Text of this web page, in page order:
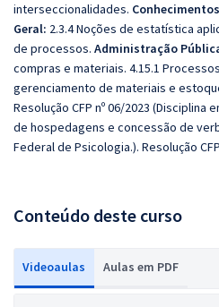
interseccionalidades.
Geral: 2.3.4 Noções de estatística
de processos. Administração
compras e materiais. 4.15.1
gerenciamento de materiais e
Resolução CFP nº 06/2023
de hospedagens e concessão de
Federal de Psicologia.). Resolução
Conteúdo deste curso
Videoaulas Aulas em PDF